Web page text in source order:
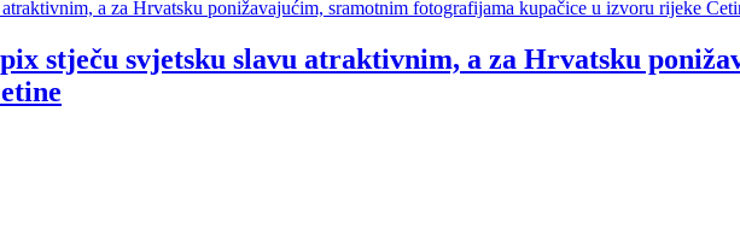
stječu svjetsku slavu atraktivnim, a za Hrvatsku